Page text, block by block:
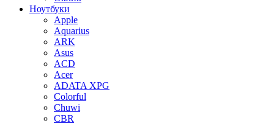
Ноутбуки
Apple
Aquarius
ARK
Asus
ACD
Acer
ADATA XPG
Colorful
Chuwi
CBR